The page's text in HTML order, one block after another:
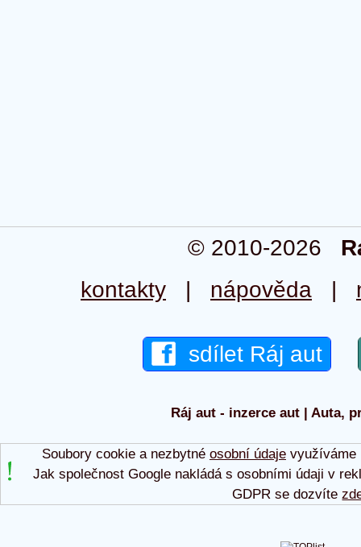
© 2010-2026
kontakty | nápověda |
sdílet Ráj aut
Ráj aut - inzerce aut | Auta,
Soubory cookie a nezbytné osobní údajevyužíváme
Jak společnost Google nakládá s osobními údaji v
GDPR se dozvíte